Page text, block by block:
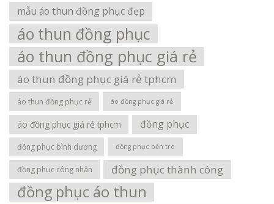
mẫu áo thun đồng phục đẹp
áo thun đồng phục
áo thun đồng phục giá rẻ
áo thun đồng phục giá rẻ tphcm
áo thun đồng phục rẻ áo đồng phục giá rẻ
áo đồng phục giá rẻ tphcm đồng phục
đồng phục bình dương đồng phục bến tre
đồng phục công nhân đồng phục thành công
đồng phục áo thun